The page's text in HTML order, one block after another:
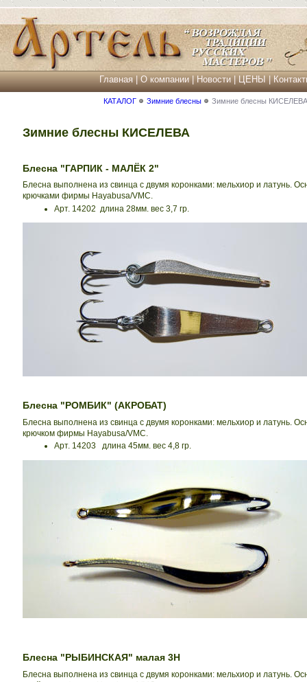
Главная|О компании|Новости|ЦЕНЫ|
КАТАЛОГ Зимние блесны Зимние блесны КИСЕЛЕВА
Зимние блесны КИСЕЛЕВА
Блесна "ГАРПИК - МАЛЁК 2"
Блесна выполнена из свинца с двумя коронками: мельхиор и латунь.
крючками фирмы Hayabusa/VMC.
Арт. 14202 длина 28мм. вес 3,7 гр.
Блесна "РОМБИК" (АКРОБАТ)
Блесна выполнена из свинца с двумя коронками: мельхиор и латунь.
крючком фирмы Hayabusa/VMC.
Арт. 14203 длина 45мм. вес 4,8 гр.
Блесна "РЫБИНСКАЯ" малая 3Н
Блесна выполнена из свинца с двумя коронками: мельхиор и латунь.